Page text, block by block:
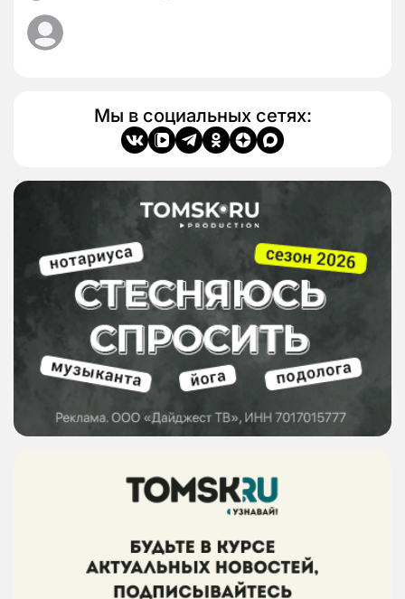
Мы в социальных сетях: